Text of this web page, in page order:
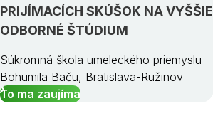
PRIJÍMACÍCH SKÚŠOK NA VYŠŠIE
ODBORNÉ ŠTÚDIUM
Súkromná škola umeleckého priemyslu
Bohumila Baču, Bratislava-Ružinov
To ma zaujíma